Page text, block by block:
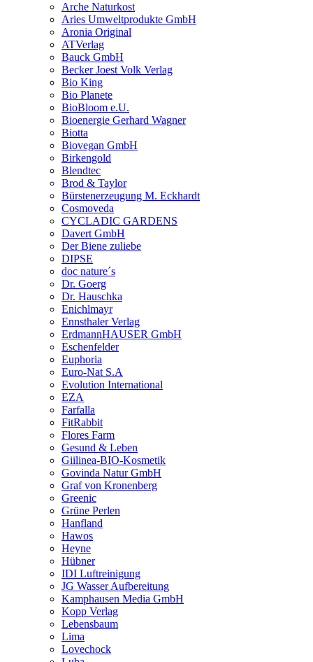
Arche Naturkost
Aries Umweltprodukte GmbH
Aronia Original
ATVerlag
Bauck GmbH
Becker Joest Volk Verlag
Bio King
Bio Planete
BioBloom e.U.
Bioenergie Gerhard Wagner
Biotta
Biovegan GmbH
Birkengold
Blendtec
Brod & Taylor
Bürstenerzeugung M. Eckhardt
Cosmoveda
CYCLADIC GARDENS
Davert GmbH
Der Biene zuliebe
DIPSE
doc nature´s
Dr. Goerg
Dr. Hauschka
Enichlmayr
Ennsthaler Verlag
ErdmannHAUSER GmbH
Eschenfelder
Euphoria
Euro-Nat S.A
Evolution International
EZA
Farfalla
FitRabbit
Flores Farm
Gesund & Leben
Giilinea-BIO-Kosmetik
Govinda Natur GmbH
Graf von Kronenberg
Greenic
Grüne Perlen
Hanfland
Hawos
Heyne
Hübner
IDI Luftreinigung
JG Wasser Aufbereitung
Kamphausen Media GmbH
Kopp Verlag
Lebensbaum
Lima
Lovechock